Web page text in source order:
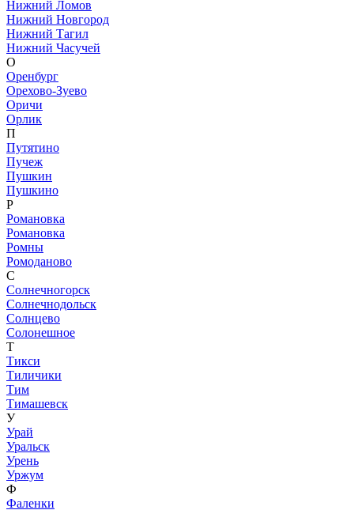
Нижний Ломов
Нижний Новгород
Нижний Тагил
Нижний Часучей
О
Оренбург
Орехово-Зуево
Оричи
Орлик
П
Путятино
Пучеж
Пушкин
Пушкино
Р
Романовка
Романовка
Ромны
Ромоданово
С
Солнечногорск
Солнечнодольск
Солнцево
Солонешное
Т
Тикси
Тиличики
Тим
Тимашевск
У
Урай
Уральск
Урень
Уржум
Ф
Фаленки